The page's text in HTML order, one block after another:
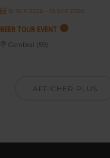
12 SEP 2026- 13 SEP 2026
BEER TOUR EVENT
Cambrai (59)
AFFICHER PLUS